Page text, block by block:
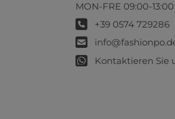
MON-FRE 09:00-
+39 0574 729286
Kontaktieren Sie